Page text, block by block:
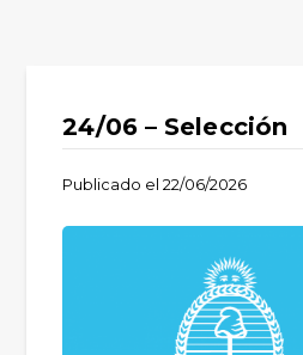
24/06 – Selección
Publicado el22/06/2026